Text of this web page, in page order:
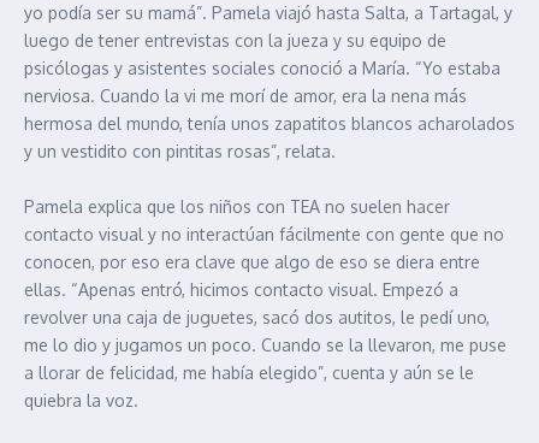
yo podía ser su mamá”. Pamela viajó hasta Salta, a Tartagal, y
luego de tener entrevistas con la jueza y su equipo de
psicólogas y asistentes sociales conoció a María. “Yo estaba
nerviosa. Cuando la vi me morí de amor, era la nena más
hermosa del mundo, tenía unos zapatitos blancos acharolados
y un vestidito con pintitas rosas”, relata.
Pamela explica que los niños con TEA no suelen hacer
contacto visual y no interactúan fácilmente con gente que no
conocen, por eso era clave que algo de eso se diera entre
ellas. “Apenas entró, hicimos contacto visual. Empezó a
revolver una caja de juguetes, sacó dos autitos, le pedí uno,
me lo dio y jugamos un poco. Cuando se la llevaron, me puse
a llorar de felicidad, me había elegido”, cuenta y aún se le
quiebra la voz.